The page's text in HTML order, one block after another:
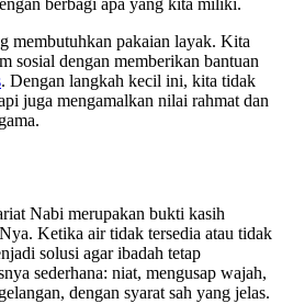
berbagi apa yang kita miliki.
membutuhkan pakaian layak. Kita
sosial dengan memberikan bantuan
. Dengan langkah kecil ini, kita tidak
juga mengamalkan nilai rahmat dan
Nabi merupakan bukti kasih
Ketika air tidak tersedia atau tidak
solusi agar ibadah tetap
sederhana: niat, mengusap wajah,
dengan syarat sah yang jelas.